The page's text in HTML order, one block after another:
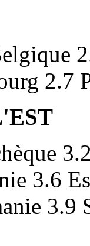
2.7
3.6
3.9